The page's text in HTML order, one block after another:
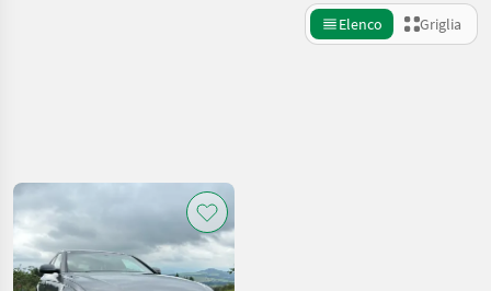
Elenco Griglia
Categoria 4 Paese